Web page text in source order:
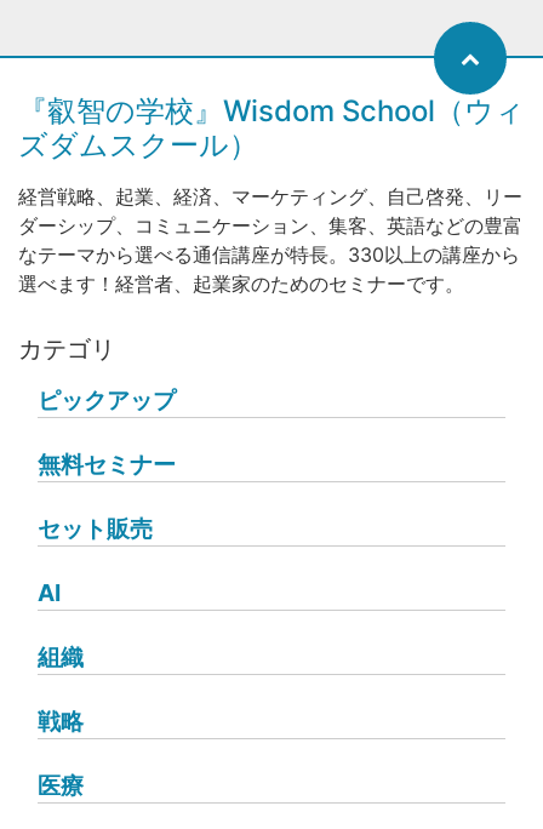
『叡智の学校』Wisdom School（ウィ
ズダムスクール）
経営戦略、起業、経済、マーケティング、自己啓発、リー
ダーシップ、コミュニケーション、集客、英語などの豊富
なテーマから選べる通信講座が特長。330以上の講座から
選べます！経営者、起業家のためのセミナーです。
カテゴリ
ピックアップ
無料セミナー
セット販売
AI
組織
戦略
医療